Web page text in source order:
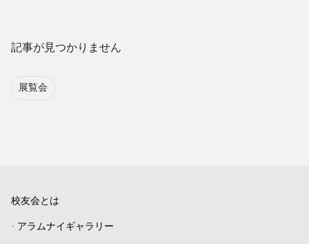
記事が見つかりません
展覧会
校友会とは
- アラムナイギャラリー